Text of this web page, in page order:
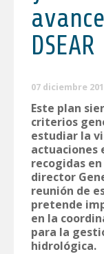
DSEAR
07 diciembre
Este plan
criterios
estudiar la
actuaciones
recogidas
director
reunión de
pretende
en la
para la
hidrológica.